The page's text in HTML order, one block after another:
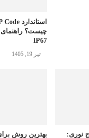
IP67
تیر 19, 1405
نوری:
بهترین روش